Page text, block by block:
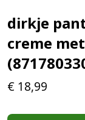
dirkje
creme
€ 18,99